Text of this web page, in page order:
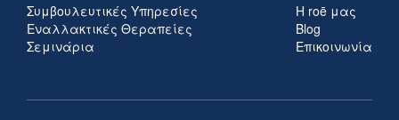
Συμβουλευτικές Υπηρεσίες
Εναλλακτικές Θεραπείες
Σεμινάρια
Η roē μας
Blog
Επικοινωνία